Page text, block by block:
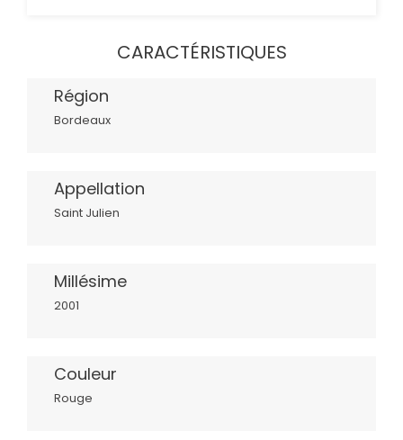
CARACTÉRISTIQUES
Région
Bordeaux
Appellation
Saint Julien
Millésime
2001
Couleur
Rouge